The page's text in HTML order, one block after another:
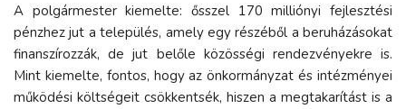
A polgármester kiemelte: ősszel 170 milliónyi fejlesztési
pénzhez jut a település, amely egy részéből a beruházásokat
finanszírozzák, de jut belőle közösségi rendezvényekre is.
Mint kiemelte, fontos, hogy az önkormányzat és intézményei
működési költségeit csökkentsék, hiszen a megtakarítást is a